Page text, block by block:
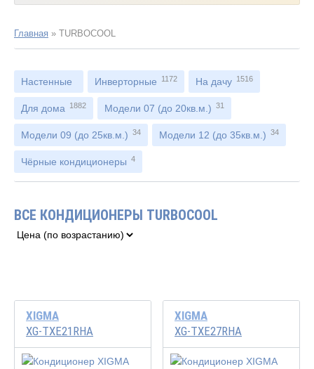
Главная » TURBOCOOL
Настенные Инверторные 1172 На дачу 1516
Для дома 1882 Модели 07 (до 20кв.м.) 31
Модели 09 (до 25кв.м.) 34 Модели 12 (до 35кв.м.) 34
Чёрные кондиционеры 4
ВСЕ КОНДИЦИОНЕРЫ TURBOCOOL
XIGMA
XG-TXE21RHA
XIGMA
XG-TXE27RHA